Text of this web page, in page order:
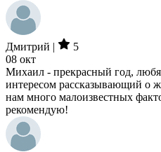
Дмитрий |
5
08 окт
Михаил - прекрасный год,
интересом рассказывающий о
нам много малоизвестных
рекомендую!